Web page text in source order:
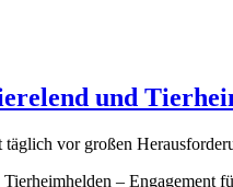
und
vor großen
Tierheimhelden – Engagement